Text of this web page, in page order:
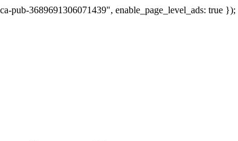
pub-3689691306071439", enable_page_level_ads: true });